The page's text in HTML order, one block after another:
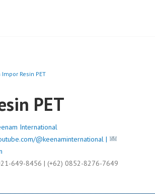
Impor Resin PET
PET
International
@keenaminternational |
649-8456 | (+62) 0852-8276-7649